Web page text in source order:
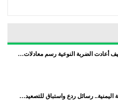
أعادت الضربة النوعية رسم معادلات…
اليمنية.. رسائل ردع واستباق للتصعيد…